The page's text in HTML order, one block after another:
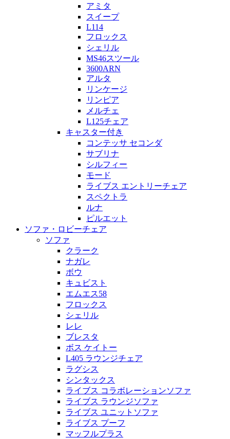
アミタ
スイープ
L114
フロックス
シェリル
MS46スツール
3600ARN
アルタ
リンケージ
リンピア
メルチェ
L125チェア
キャスター付き
コンテッサ セコンダ
サブリナ
シルフィー
モード
ライブス エントリーチェア
スペクトラ
ルナ
ピルエット
ソファ・ロビーチェア
ソファ
クラーク
ナガレ
ボウ
キュビスト
エムエス58
フロックス
シェリル
レレ
ブレスタ
ボス ケイトー
L405 ラウンジチェア
ラグシス
シンタックス
ライブス コラボレーションソファ
ライブス ラウンジソファ
ライブス ユニットソファ
ライブス プーフ
マッフルプラス